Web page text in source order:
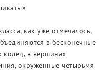
как уже отмечалось,
в бесконечные
колец, в вершинах
окруженные четырьмя